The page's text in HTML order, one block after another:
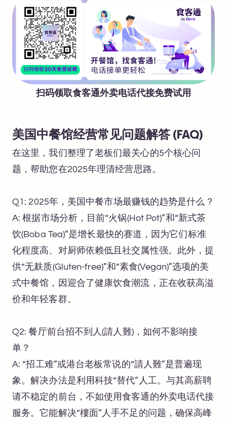
扫码领取食客通外卖电话代接免费试用
美国中餐馆经营常见问题解答 (FAQ)
在这里，我们整理了老板们最关心的5个核心问
题，帮助您在2025年理清经营思路。
Q1: 2025年，美国中餐市场最赚钱的趋势是什么？
A: 根据市场分析，目前“火锅(Hot Pot)”和“新式茶
饮(Boba Tea)”是增长最快的赛道，因为它们标准
化程度高、对厨师依赖低且社交属性强。此外，提
供“无麸质(Gluten-free)”和“素食(Vegan)”选项的美
式中餐馆，因迎合了健康饮食潮流，正在收获高溢
价和年轻客群。
Q2: 餐厅前台招不到人(請人難)，如何不影响接
单？
A: “招工难”或港台老板常说的“請人難”是普遍现
象。解决办法是利用科技“替代”人工。与其高薪聘
请不稳定的前台，不如使用食客通的外卖电话代接
服务。它能解决“樓面”人手不足的问题，确保高峰